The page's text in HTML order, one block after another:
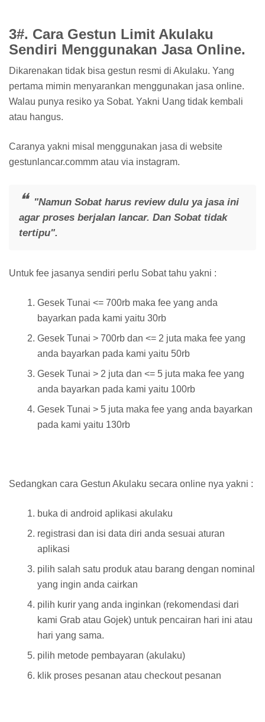
3#. Cara Gestun Limit Akulaku
Sendiri Menggunakan Jasa Online.
Dikarenakan tidak bisa gestun resmi di Akulaku. Yang
pertama mimin menyarankan menggunakan jasa online.
Walau punya resiko ya Sobat. Yakni Uang tidak kembali
atau hangus.
Caranya yakni misal menggunakan jasa di website
gestunlancar.commm atau via instagram.
"Namun Sobat harus review dulu ya jasa ini
agar proses berjalan lancar. Dan Sobat tidak
tertipu".
Untuk fee jasanya sendiri perlu Sobat tahu yakni :
Gesek Tunai <= 700rb maka fee yang anda
bayarkan pada kami yaitu 30rb
Gesek Tunai > 700rb dan <= 2 juta maka fee yang
anda bayarkan pada kami yaitu 50rb
Gesek Tunai > 2 juta dan <= 5 juta maka fee yang
anda bayarkan pada kami yaitu 100rb
Gesek Tunai > 5 juta maka fee yang anda bayarkan
pada kami yaitu 130rb
Sedangkan cara Gestun Akulaku secara online nya yakni :
buka di android aplikasi akulaku
registrasi dan isi data diri anda sesuai aturan
aplikasi
pilih salah satu produk atau barang dengan nominal
yang ingin anda cairkan
pilih kurir yang anda inginkan (rekomendasi dari
kami Grab atau Gojek) untuk pencairan hari ini atau
hari yang sama.
pilih metode pembayaran (akulaku)
klik proses pesanan atau checkout pesanan